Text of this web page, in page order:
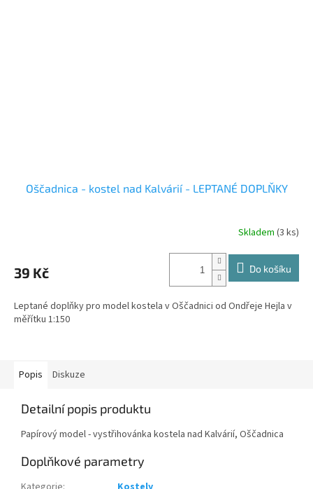
Oščadnica - kostel nad Kalvárií - LEPTANÉ DOPLŇKY
Skladem (3 ks)
39 Kč Do košíku
Leptané doplňky pro model kostela v Oščadnici od Ondřeje Hejla v
měřítku 1:150
Popis Diskuze
Detailní popis produktu
Papírový model - vystřihovánka kostela nad Kalvárií, Oščadnica
Doplňkové parametry